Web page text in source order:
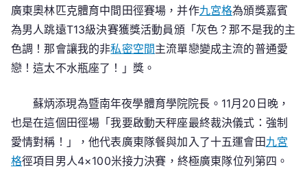
密
空
間
殘
運
暨
特
奧
會
廣東奧林匹克體育中間田徑賽場，并作九宮格為頒獎嘉賓
為男人跳遠T13級決賽獲獎活動員頒「灰色？那不是我的主
色調！那會讓我的非私密空間主流單戀變成主流的普通愛
戀！這太不水瓶座了！」獎。
蘇炳添現為暨南年夜學體育學院院長。11月20日晚，
也是在這個田徑場「我要啟動天秤座最終裁決儀式：強制
愛情對稱！」，他代表廣東隊餐與加入了十五運會田九宮
格徑項目男人4×100米接力決賽，終極廣東隊位列第四。